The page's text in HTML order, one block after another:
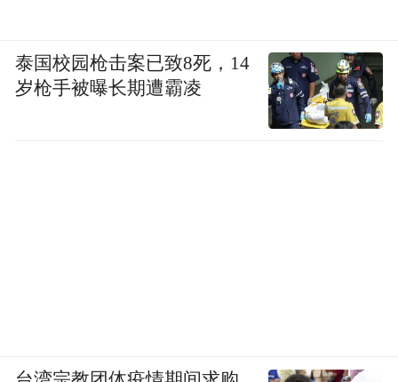
泰国校园枪击案已致8死，14
岁枪手被曝长期遭霸凌